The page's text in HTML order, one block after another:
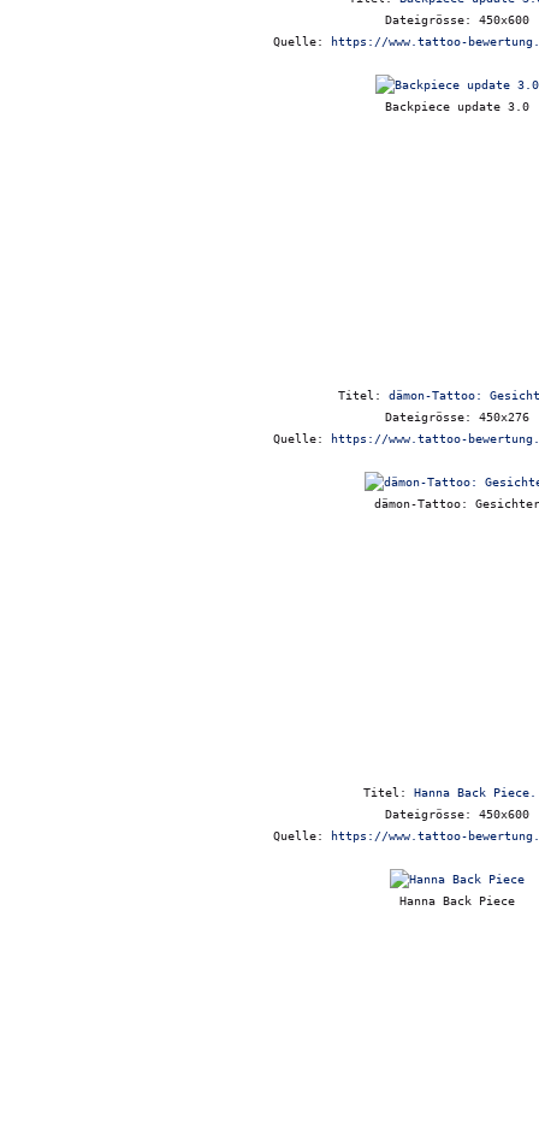
Dateigrösse: 450x600
Quelle: https://www.tattoo-
Backpiece update 3.0
Titel: dämon-Tattoo:
Dateigrösse: 450x276
Quelle: https://www.tattoo-
dämon-Tattoo: Gesichter
Titel: Hanna Back
Dateigrösse: 450x600
Quelle: https://www.tattoo-
Hanna Back Piece